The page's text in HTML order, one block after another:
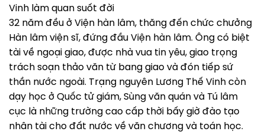
Vinh làm quan suốt đời
32 năm đều ở Viện hàn lâm, thăng đến chức chưởng
Hàn lâm viện sĩ, đứng đầu Viện hàn lâm. Ông có biệt
tài về ngoại giao, được nhà vua tin yêu, giao trọng
trách soạn thảo văn từ bang giao và đón tiếp sứ
thần nước ngoài. Trạng nguyên Lương Thế Vinh còn
dạy học ở Quốc tử giám, Sùng văn quán và Tú lâm
cục là những trường cao cấp thời bấy giờ đào tạo
nhân tài cho đất nước về văn chương và toán học.